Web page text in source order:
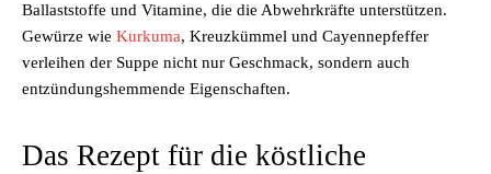
Ballaststoffe und Vitamine, die die Abwehrkräfte unterstützen.
Gewürze wie Kurkuma, Kreuzkümmel und Cayennepfeffer
verleihen der Suppe nicht nur Geschmack, sondern auch
entzündungshemmende Eigenschaften.
Das Rezept für die köstliche